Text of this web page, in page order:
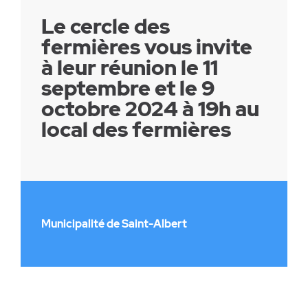
Le cercle des
fermières vous invite
à leur réunion le 11
septembre et le 9
octobre 2024 à 19h au
local des fermières
Municipalité de Saint-Albert